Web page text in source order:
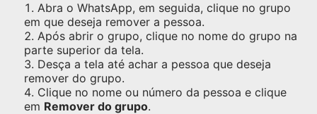
Abra o WhatsApp, em seguida, clique no grupo
em que deseja remover a pessoa.
Após abrir o grupo, clique no nome do grupo na
parte superior da tela.
Desça a tela até achar a pessoa que deseja
remover do grupo.
Clique no nome ou número da pessoa e clique
em Remover do grupo.